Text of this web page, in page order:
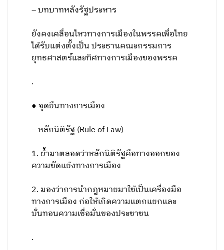
– บทบาทหลังรัฐประหาร
ยังคงเคลื่อนไหวทางการเมืองในพรรคเพื่อไทย
ได้รับแต่งตั้งเป็น ประธานคณะกรรมการ
ยุทธศาสตร์และทิศทางการเมืองของพรรค
.
● จุดยืนทางการเมือง
– หลักนิติรัฐ (Rule of Law)
1. ย้ำมาตลอดว่าหลักนิติรัฐคือทางออกของ
ความขัดแย้งทางการเมือง
2. มองว่าการนำกฎหมายมาใช้เป็นเครื่องมือ
ทางการเมือง ก่อให้เกิดความแตกแยกและ
บั่นทอนความเชื่อมั่นของประชาชน
.